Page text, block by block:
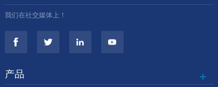
我们在社交媒体上！
产品